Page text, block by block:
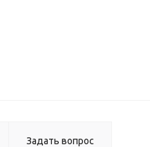
Задать вопрос